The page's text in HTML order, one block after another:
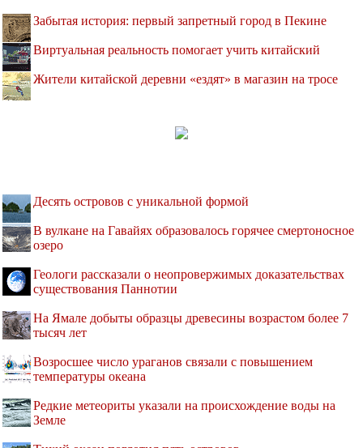
Забытая история: первый запретный город в Пекине
Виртуальная реальность помогает учить китайский
Жители китайской деревни «ездят» в магазин на тросе
Десять островов c уникальной формой
В вулкане на Гавайях образовалось горячее смертоносное
озеро
Геологи рассказали о неопровержимых доказательствах
существования Паннотии
На Ямале добыты образцы древесины возрастом более 7
тысяч лет
Возросшее число ураганов связали с повышением
температуры океана
Редкие метеориты указали на происхождение воды на
Земле